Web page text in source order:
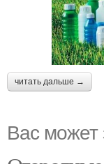
читать дальше →
Вас может